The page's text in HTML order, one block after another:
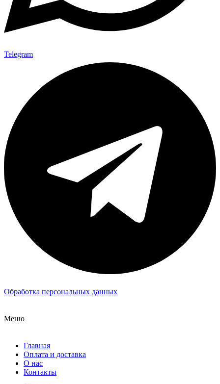
Telegram
Обработка персональных данных
Меню
Главная
Оплата и доставка
О нас
Контакты